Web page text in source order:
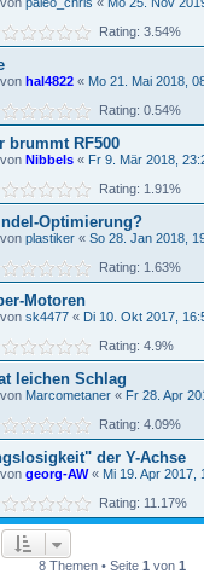
Rating: 3.54%
hal4822 « Mo 21. Mai 2018,
Rating: 0.54%
brummt RF500
Nibbels « Fr 9. Mär 2018,
Rating: 1.91%
Optimierung?
plastiker « So 28. Jan 2018,
Rating: 1.63%
Motoren
sk4477 « Di 10. Okt 2017,
Rating: 4.9%
leichen Schlag
Marcometaner « Fr 28. Apr
Rating: 4.09%
der Y-Achse
georg-AW« Mi 19. Apr 2017,
Rating: 11.17%
8 Themen • Seite 1 von 1